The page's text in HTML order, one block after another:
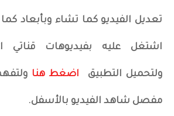
تعديل الفيديو كما تشاء وبأبعاد
اشتغل عليه بفيديوهات قناتي
ولتحميل التطبيق اضغط هنا
مفصل شاهد الفيديو بالأسفل.